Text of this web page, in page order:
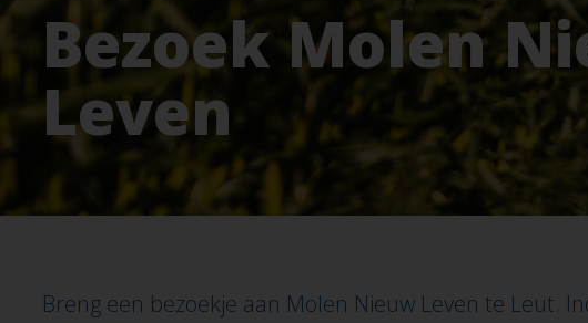
Bezoek Molen
Leven
Breng een bezoekje aan Molen Nieuw Leven te Leut.